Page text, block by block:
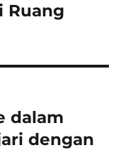
Ruang
dalam
dengan